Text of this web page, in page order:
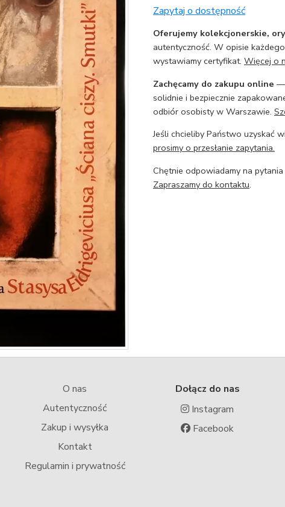
Zapytaj o dostępność
Oferujemy kolekcjonerskie,
autentyczność. W opisie
wystawiamy certyfikat. Więcej o
Zachęcamy do zakupu online —
solidnie i bezpiecznie
odbiór osobisty w Warszawie.
Jeśli chcieliby Państwo uzyskać
prosimy o przesłanie zapytania.
Chętnie odpowiadamy na
Zapraszamy do kontaktu.
O nas
Autentyczność
Zakup i wysyłka
Kontakt
Regulamin i prywatność
Dołącz do nas
Instagram
Facebook